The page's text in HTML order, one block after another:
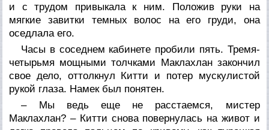
и с трудом привыкала к ним. Положив руки на
мягкие завитки темных волос на его груди, она
оседлала его.
Часы в соседнем кабинете пробили пять. Тремя-
четырьмя мощными толчками Маклахлан закончил
свое дело, оттолкнул Китти и потер мускулистой
рукой глаза. Намек был понятен.
– Мы ведь еще не расстаемся, мистер
Маклахлан? – Китти снова повернулась на живот и